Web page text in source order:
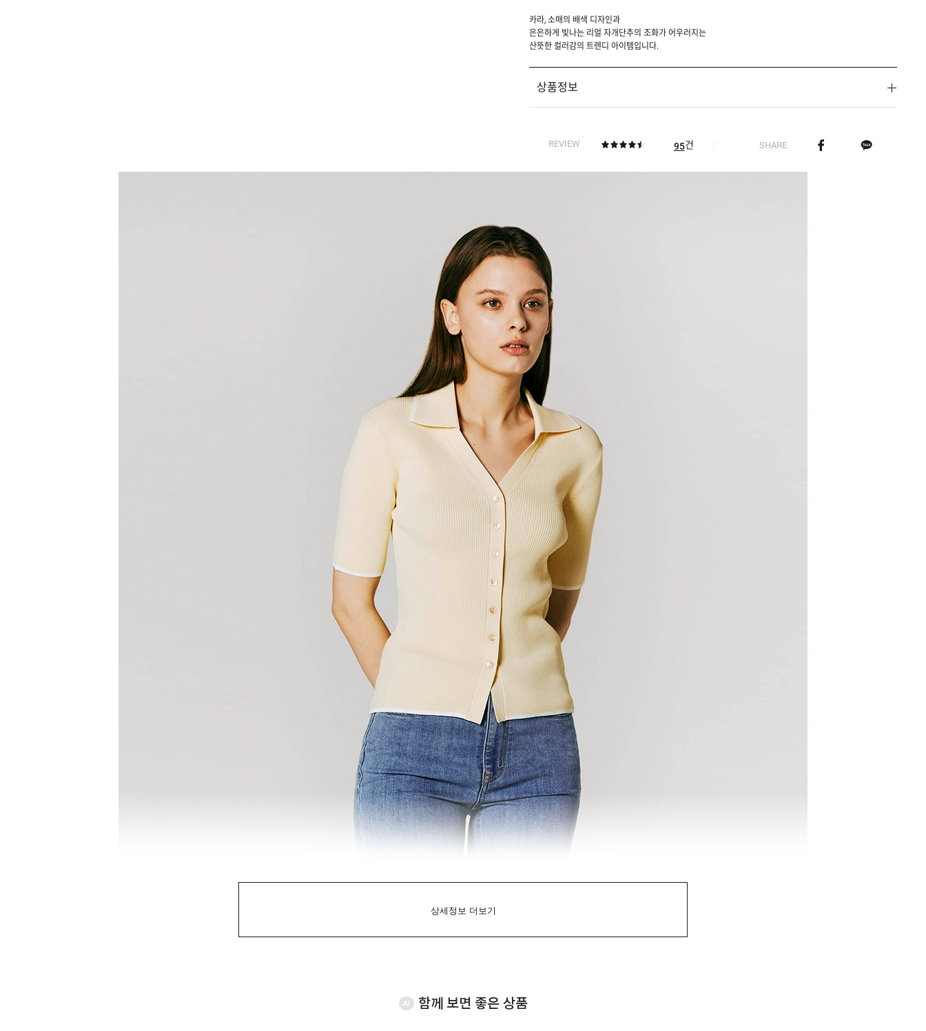
카라, 소매의 배색 디자인과
은은하게 빛나는 리얼 자개단추의 조화가 어우러지는
산뜻한 컬러감의 트렌디 아이템입니다.
상품정보
REVIEW 95건 SHARE
상세정보 더보기
AI 함께 보면 좋은 상품